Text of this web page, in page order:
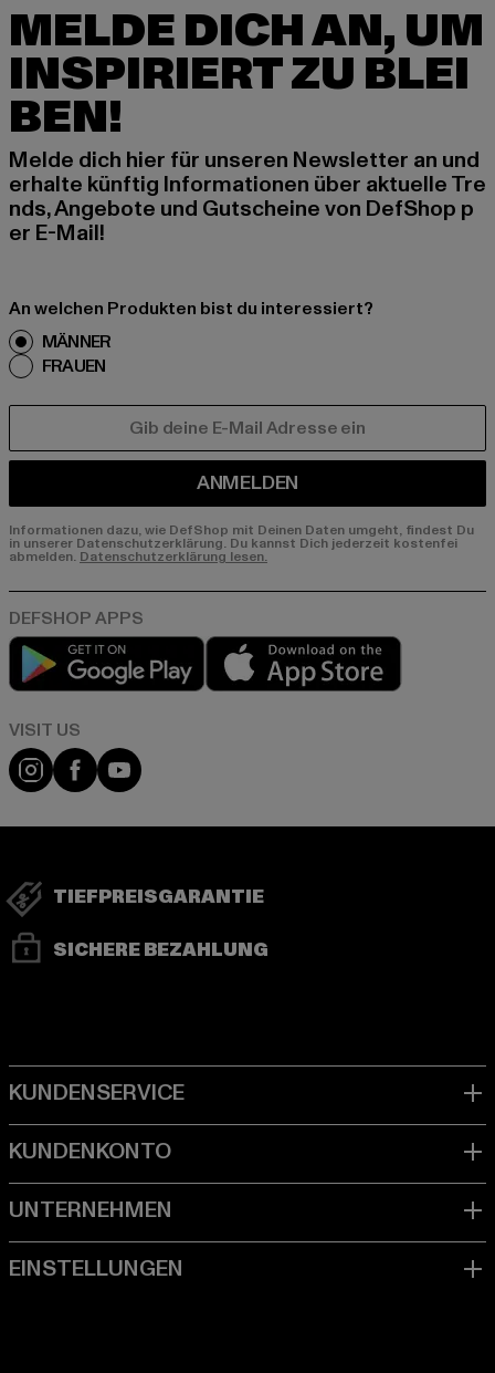
MELDE DICH AN, UM
INSPIRIERT ZU BLEI
BEN!
Melde dich hier für unseren Newsletter an und
erhalte künftig Informationen über aktuelle Tre
nds, Angebote und Gutscheine von DefShop p
er E-Mail!
An welchen Produkten bist du interessiert?
MÄNNER
FRAUEN
ANMELDEN
Informationen dazu, wie DefShop mit Deinen Daten umgeht, findest Du
in unserer Datenschutzerklärung. Du kannst Dich jederzeit kostenfei
abmelden. Datenschutzerklärung lesen.
Play market
Visit our Instagram page:
Visit our Facebook page:
Visit our YouTube channel:
TIEFPREISGARANTIE
SICHERE BEZAHLUNG